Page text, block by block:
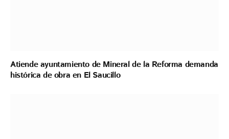
Atiende ayuntamiento de Mineral de la Reforma demanda
histórica de obra en El Saucillo